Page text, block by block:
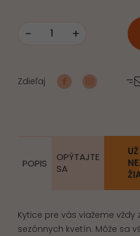
-
nezabudneme
+
Zdieľaj
POPIS
OPÝTAJTE
SA
Kytice pre vás viažeme vždy
sezónnych kvetín. Môže sa